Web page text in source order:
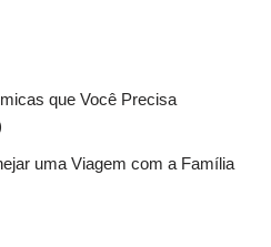
que Você Precisa
uma Viagem com a Família